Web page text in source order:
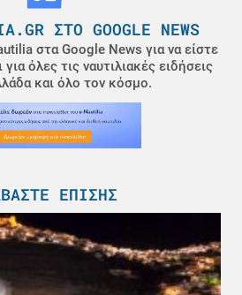
ΣΤΟ GOOGLE NEWS
στα Google News για να είστε
όλες τις ναυτιλιακές ειδήσεις
και όλο τον κόσμο.
ΕΠΊΣΗΣ